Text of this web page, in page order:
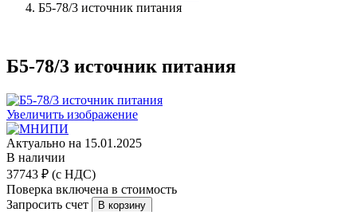
Б5-78/3 источник питания
Б5-78/3 источник питания
Увеличить изображение
Актуально на 15.01.2025
В наличии
37743 ₽ (с НДС)
Поверка включена в стоимость
Запросить счет